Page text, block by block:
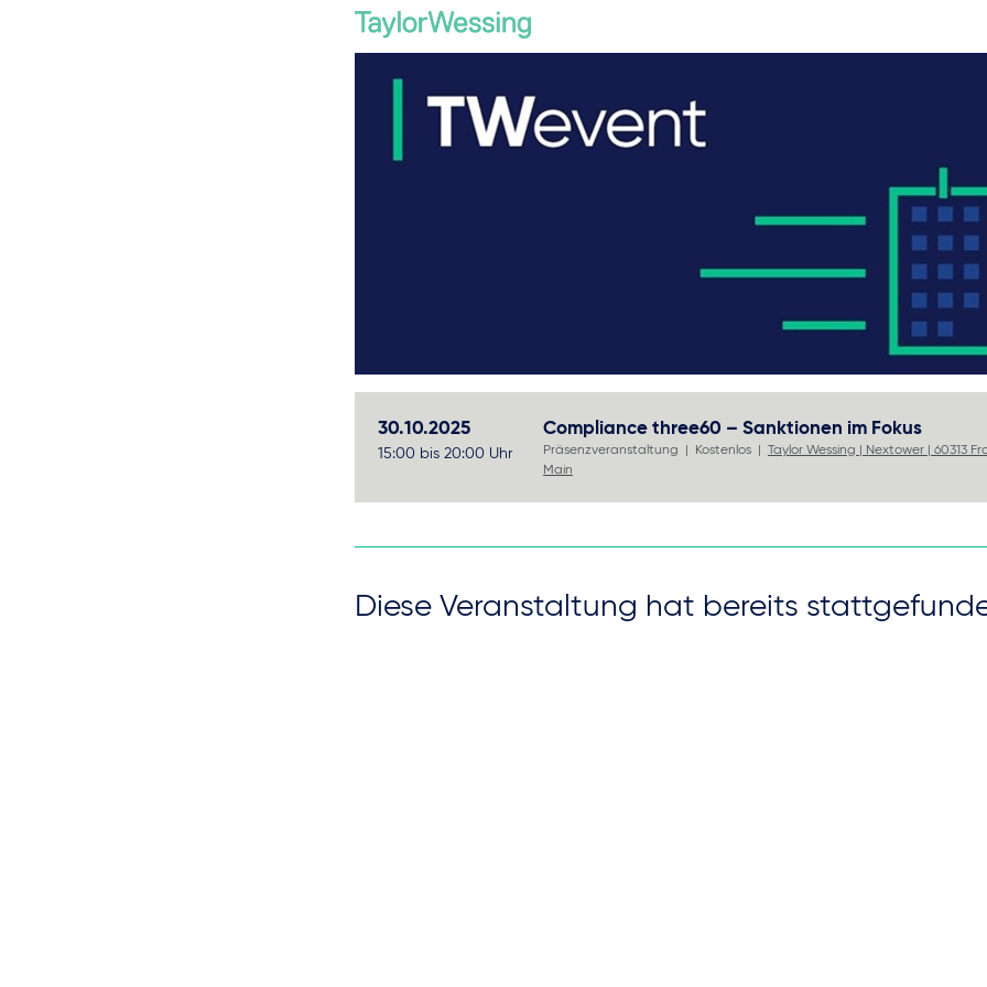
30.10.2025
15:00 bis 20:00 Uhr
Compliance three60 – Sanktionen im Fokus
Präsenzveranstaltung Kostenlos
Taylor Wessing | Nextower | 60313
Main
Diese Veranstaltung hat bereits